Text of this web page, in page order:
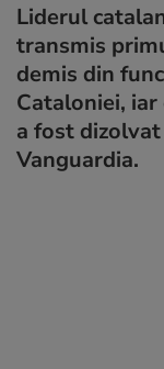
Liderul
transmis
demis din
Cataloniei,
a fost
Vanguardia.